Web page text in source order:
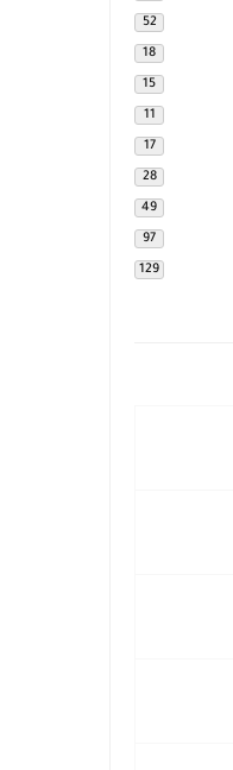
52
18
15
11
17
28
49
97
129